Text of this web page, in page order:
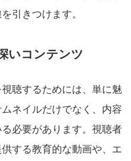
引きつけます。
いコンテンツ
聴するためには、単に魅
ネイルだけでなく、内容
必要があります。視聴者
する教育的な動画や、エ